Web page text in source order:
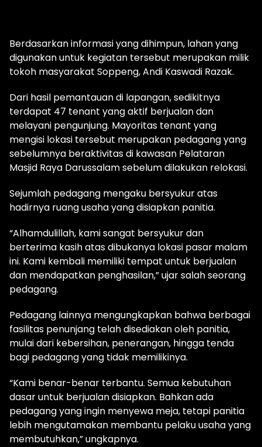
Berdasarkan informasi yang dihimpun, lahan yang
digunakan untuk kegiatan tersebut merupakan milik
tokoh masyarakat Soppeng, Andi Kaswadi Razak.
Dari hasil pemantauan di lapangan, sedikitnya
terdapat 47 tenant yang aktif berjualan dan
melayani pengunjung. Mayoritas tenant yang
mengisi lokasi tersebut merupakan pedagang yang
sebelumnya beraktivitas di kawasan Pelataran
Masjid Raya Darussalam sebelum dilakukan relokasi.
Sejumlah pedagang mengaku bersyukur atas
hadirnya ruang usaha yang disiapkan panitia.
“Alhamdulillah, kami sangat bersyukur dan
berterima kasih atas dibukanya lokasi pasar malam
ini. Kami kembali memiliki tempat untuk berjualan
dan mendapatkan penghasilan,” ujar salah seorang
pedagang.
Pedagang lainnya mengungkapkan bahwa berbagai
fasilitas penunjang telah disediakan oleh panitia,
mulai dari kebersihan, penerangan, hingga tenda
bagi pedagang yang tidak memilikinya.
“Kami benar-benar terbantu. Semua kebutuhan
dasar untuk berjualan disiapkan. Bahkan ada
pedagang yang ingin menyewa meja, tetapi panitia
lebih mengutamakan membantu pelaku usaha yang
membutuhkan,” ungkapnya.